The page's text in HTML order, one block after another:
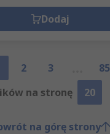
Dodaj
2 3
85
na stronę
20
na górę strony